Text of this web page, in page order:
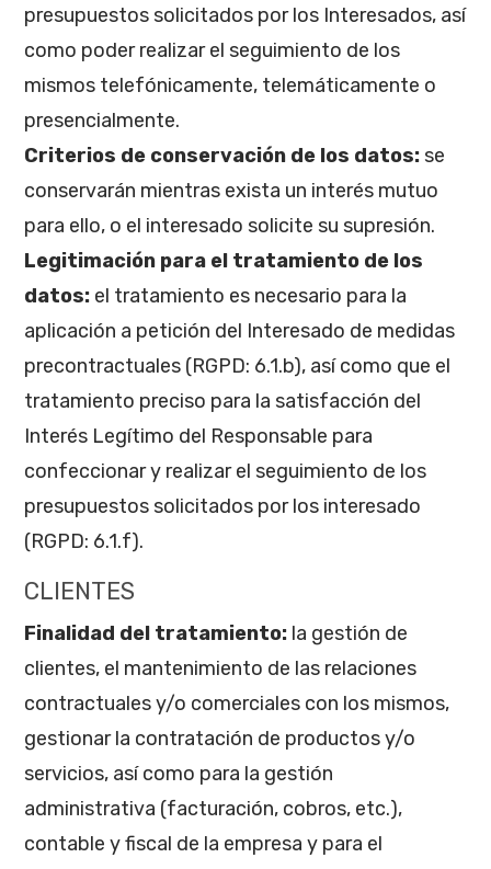
presupuestos solicitados por los Interesados, así
como poder realizar el seguimiento de los
mismos telefónicamente, telemáticamente o
presencialmente.
Criterios de conservación de los datos:se
conservarán mientras exista un interés mutuo
para ello, o el interesado solicite su supresión.
Legitimación para el tratamiento de los
datos: el tratamiento es necesario para la
aplicación a petición del Interesado de medidas
precontractuales (RGPD: 6.1.b), así como que el
tratamiento preciso para la satisfacción del
Interés Legítimo del Responsable para
confeccionar y realizar el seguimiento de los
presupuestos solicitados por los interesado
(RGPD: 6.1.f).
CLIENTES
Finalidad del tratamiento: la gestión de
clientes, el mantenimiento de las relaciones
contractuales y/o comerciales con los mismos,
gestionar la contratación de productos y/o
servicios, así como para la gestión
administrativa (facturación, cobros, etc.),
contable y fiscal de la empresa y para el